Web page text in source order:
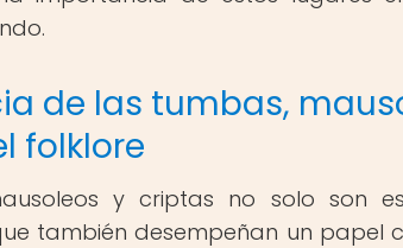
de las tumbas,
folklore
y criptas no solo son
también desempeñan un papel